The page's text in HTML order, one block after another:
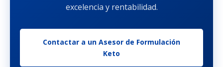
excelencia y rentabilidad.
Contactar a un Asesor de Formulación
Keto